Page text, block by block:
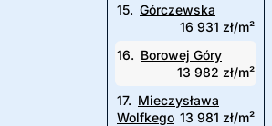
15. Górczewska
16 931 zł/m²
16. Borowej Góry
13 982 zł/m²
17. Mieczysława
Wolfkego 13 981 zł/m²